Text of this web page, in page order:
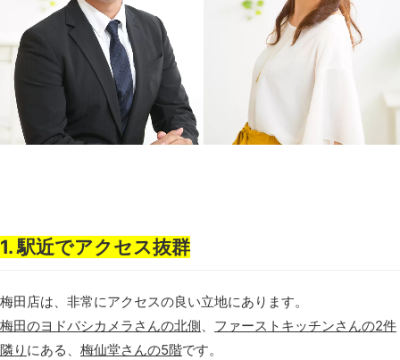
1. 駅近でアクセス抜群
梅田店は、非常にアクセスの良い立地にあります。
梅田のヨドバシカメラさんの北側
ファーストキッチンさんの2件
隣り にある、 梅仙堂さんの5階です。